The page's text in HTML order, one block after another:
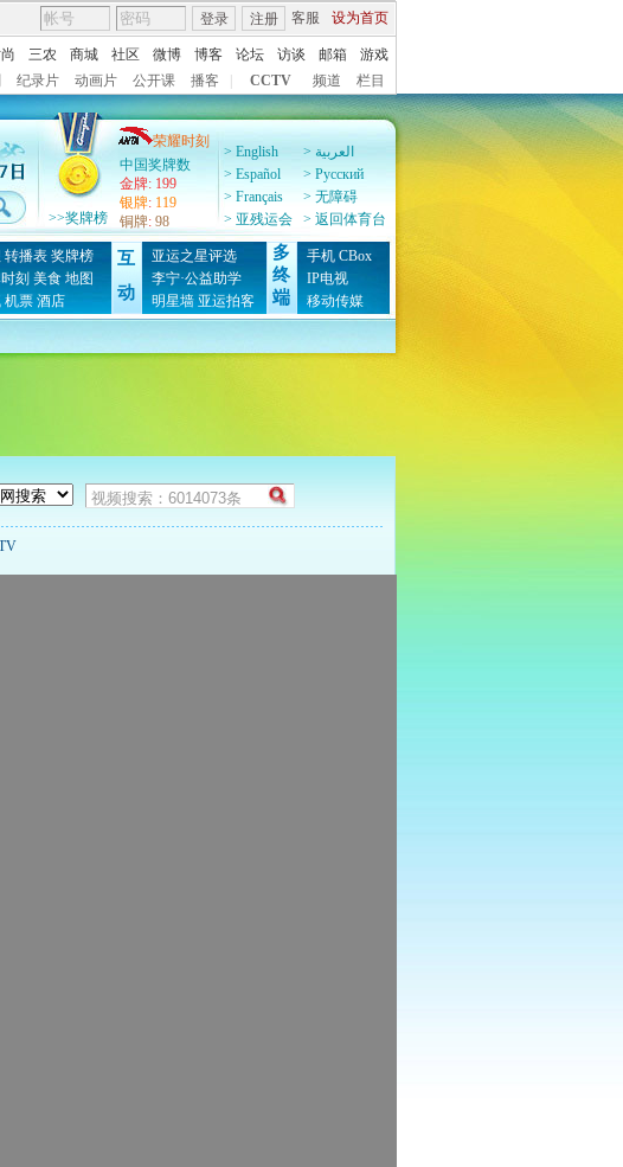
客服 设为首页
登录 注册
三农 商城 社区 微博 博客 论坛 访谈 邮箱
游戏
纪录片 动画片 公开课 播客 CCTV 频道 栏目
> English
> العربية
> Español
> Pусский
> Français
> 无障碍
> 亚残运会
> 返回体育台
>>奖牌榜
荣耀时刻
中国奖牌数
金牌: 199
银牌: 119
铜牌: 98
转播表 奖牌榜
刻 美食 地图
机票 酒店
互
动
亚运之星评选
李宁·公益助学
明星墙 亚运拍客
多
终
端
手机 CBox
IP电视
移动传媒